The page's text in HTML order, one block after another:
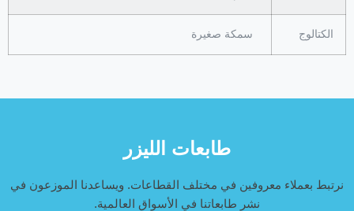
الكتالوج سمكة صغيرة
طابعات الليزر
نرتبط بعملاء معروفين في مختلف القطاعات. ويساعدنا الموزعون في
نشر طابعاتنا في الأسواق العالمية.